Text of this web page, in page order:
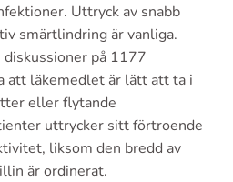
Uttryck av snabb
smärtlindring är vanliga.
på 1177
att läkemedlet är lätt att ta i
eller flytande
uttrycker sitt förtroende
liksom den bredd av
är ordinerat.